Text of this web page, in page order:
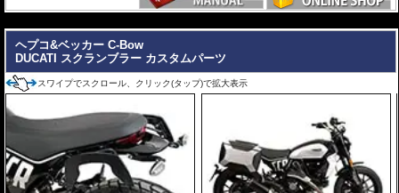
ヘプコ&ベッカー C-Bow
DUCATI スクランブラー カスタムパーツ
スワイプでスクロール、クリック(タップ)で拡大表示